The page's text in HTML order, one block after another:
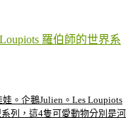
羅伯師的世界系
。企鵝Julien。Les Loupiots
列，這4隻可愛動物分別是河